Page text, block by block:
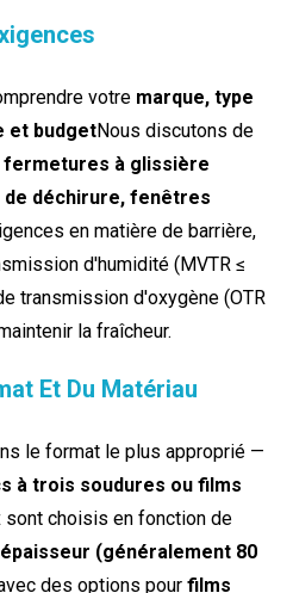
votre marque, type
et budgetNous discutons de
fermetures à glissière
déchirure, fenêtres
en matière de barrière,
d'humidité (MVTR ≤
transmission d'oxygène (OTR
la fraîcheur.
Et Du Matériau
le format le plus approprié —
à trois soudures ou films
sont choisis en fonction de
(généralement 80
des options pour films